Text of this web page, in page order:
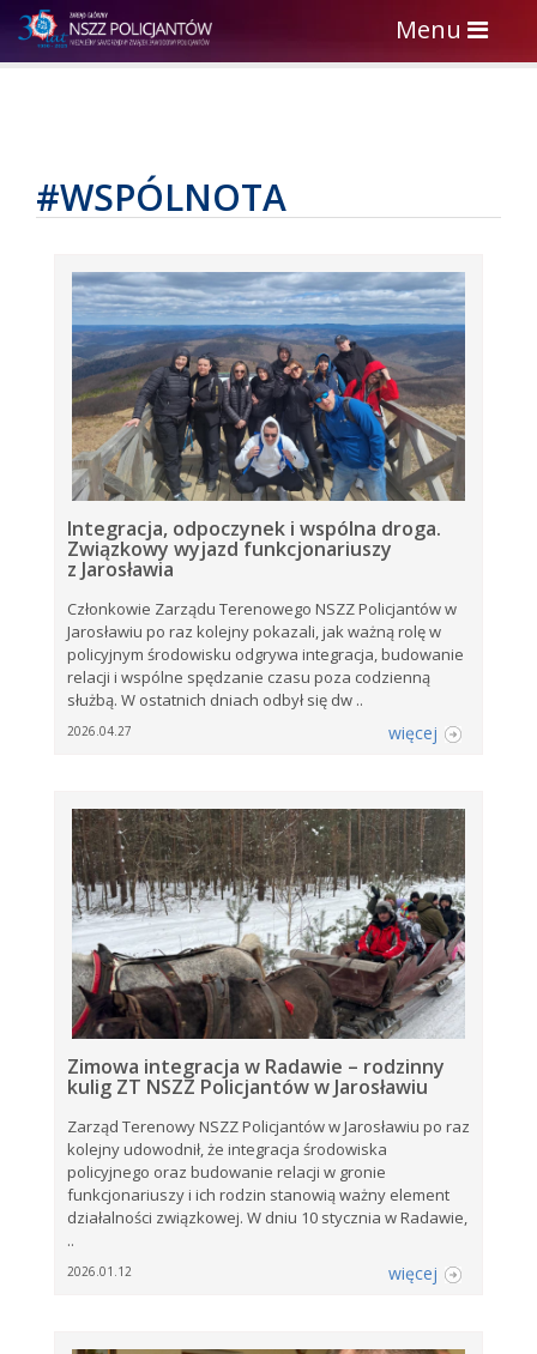
Toggle
navigation
Menu
#WSPÓLNOTA
Integracja, odpoczynek i wspólna droga.
Związkowy wyjazd funkcjonariuszy
z Jarosławia
Członkowie Zarządu Terenowego NSZZ Policjantów w
Jarosławiu po raz kolejny pokazali, jak ważną rolę w
policyjnym środowisku odgrywa integracja, budowanie
relacji i wspólne spędzanie czasu poza codzienną
służbą. W ostatnich dniach odbył się dw ..
2026.04.27 więcej
Zimowa integracja w Radawie – rodzinny
kulig ZT NSZZ Policjantów w Jarosławiu
Zarząd Terenowy NSZZ Policjantów w Jarosławiu po raz
kolejny udowodnił, że integracja środowiska
policyjnego oraz budowanie relacji w gronie
funkcjonariuszy i ich rodzin stanowią ważny element
działalności związkowej. W dniu 10 stycznia w Radawie,
..
2026.01.12 więcej